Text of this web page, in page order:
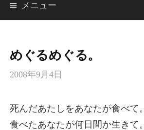
メニュー
めぐるめぐる。
2008年9月4日
死んだあたしをあなたが食べて。
食べたあなたが何日間か生きて。